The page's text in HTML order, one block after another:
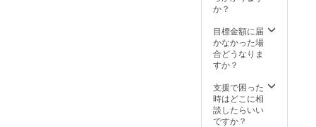
か？
目標金額に届
かなかった場
合どうなりま
すか？
支援で困った
時はどこに相
談したらいい
ですか？